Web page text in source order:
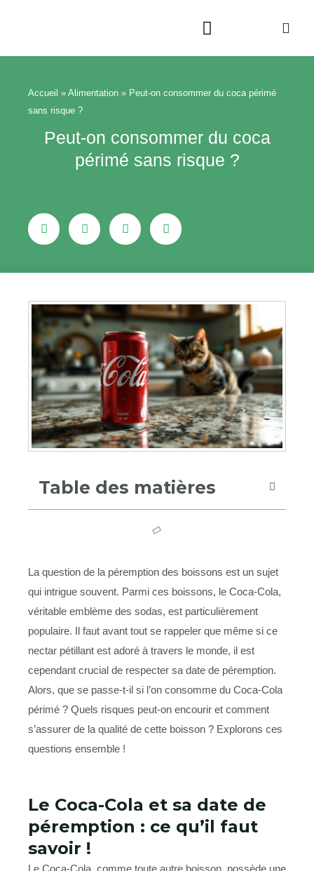
Accueil » Alimentation » Peut-on consommer du coca périmé
sans risque ?
Peut-on consommer du coca
périmé sans risque ?
Table des matières
La question de la péremption des boissons est un sujet
qui intrigue souvent. Parmi ces boissons, le Coca-Cola,
véritable emblème des sodas, est particulièrement
populaire. Il faut avant tout se rappeler que même si ce
nectar pétillant est adoré à travers le monde, il est
cependant crucial de respecter sa date de péremption.
Alors, que se passe-t-il si l’on consomme du Coca-Cola
périmé ? Quels risques peut-on encourir et comment
s’assurer de la qualité de cette boisson ? Explorons ces
questions ensemble !
Le Coca-Cola et sa date de
péremption : ce qu’il faut
savoir !
Le Coca-Cola, comme toute autre boisson, possède une